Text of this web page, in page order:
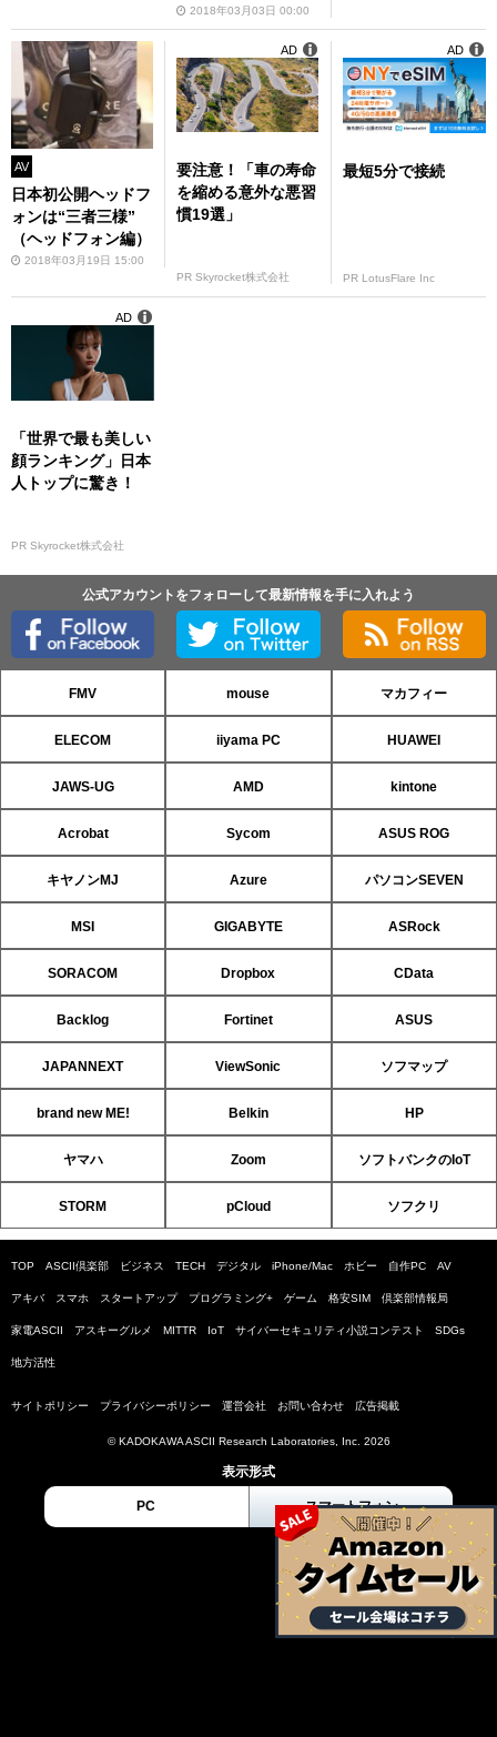
2018年03月03日 00:00
AV
日本初公開ヘッドフ
ォンは“三者三様”
（ヘッドフォン編）
2018年03月19日 15:00
要注意！「車の寿命
を縮める意外な悪習
慣19選」
PR Skyrocket株式会社
AD
最短5分で接続
PR LotusFlare Inc
AD
「世界で最も美しい
顔ランキング」日本
人トップに驚き！
PR Skyrocket株式会社
AD
公式アカウントをフォローして最新情報を手に入れよう
FMV mouse マカフィー
ELECOM iiyama PC HUAWEI
JAWS-UG AMD kintone
Acrobat Sycom ASUS ROG
キヤノンMJ Azure パソコンSEVEN
MSI GIGABYTE ASRock
SORACOM Dropbox CData
Backlog Fortinet ASUS
JAPANNEXT ViewSonic ソフマップ
brand new ME! Belkin HP
ヤマハ Zoom ソフトバンクのIoT
STORM pCloud ソフクリ
TOP ASCII倶楽部 ビジネス TECH デジタル iPhone/Mac ホビー 自作PC AV
アキバ スマホ スタートアップ プログラミング+ ゲーム 格安SIM 倶楽部情報局
家電ASCII アスキーグルメ MITTR IoT サイバーセキュリティ小説コンテスト SDGs
地方活性
サイトポリシー プライバシーポリシー 運営会社 お問い合わせ 広告掲載
© KADOKAWA ASCII Research Laboratories, Inc. 2026
表示形式
PC スマートフォン